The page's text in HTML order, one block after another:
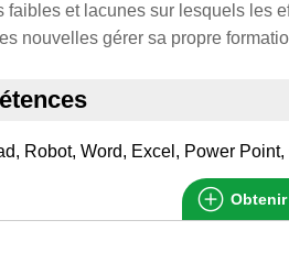
faibles et lacunes sur lesquels les
nouvelles gérer sa propre
Robot, Word, Excel, Power Point,